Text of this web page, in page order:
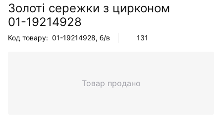
Золоті сережки з цирконом
01-19214928
Код товару: 01-19214928, б/в 131
Товар продано